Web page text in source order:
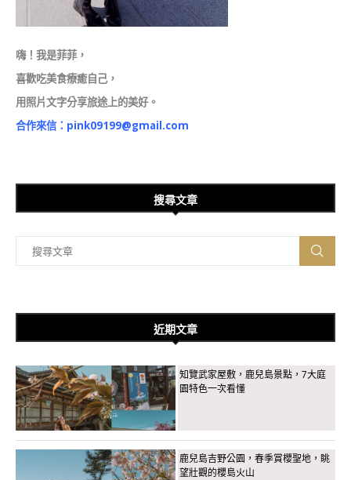
嗨！我是菲菲，
喜歡吃美食療癒自己，
用照片文字分享旅途上的美好。
合作來信： pink09199@gmail.com
搜尋文章
近期文章
知覽武家屋敷，鹿兒島景點，7大庭
園特色一次看懂
鹿兒島吉野公園，春季賞櫻聖地，眺
望壯觀的櫻島火山